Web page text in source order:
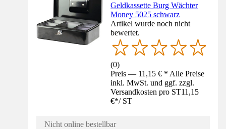
Geldkassette Burg Wächter
Money 5025 schwarz
Artikel wurde noch nicht
bewertet.
(0)
Preis — 11,15 € * Alle Preise
inkl. MwSt. und ggf. zzgl.
Versandkosten pro ST11,15
€*/ ST
Nicht online bestellbar